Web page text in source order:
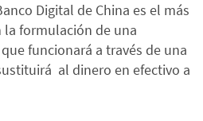
Digital de China es el más
la formulación de una
funcionará a través de una
al dinero en efectivo a